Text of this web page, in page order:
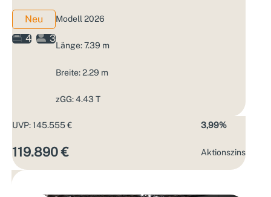
Neu
4
3
Modell 2026
Länge: 7.39 m
Breite: 2.29 m
zGG: 4.43 T
UVP: 145.555 €
119.890 €
3,99%
Aktions­zins